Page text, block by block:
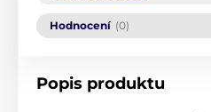
Hodnocení (0)
Popis produktu